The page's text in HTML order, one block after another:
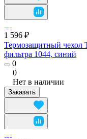
1 596 ₽
Термозащитный чехол
фильтра 1044, синий
0
0
Нет в наличии
Заказать